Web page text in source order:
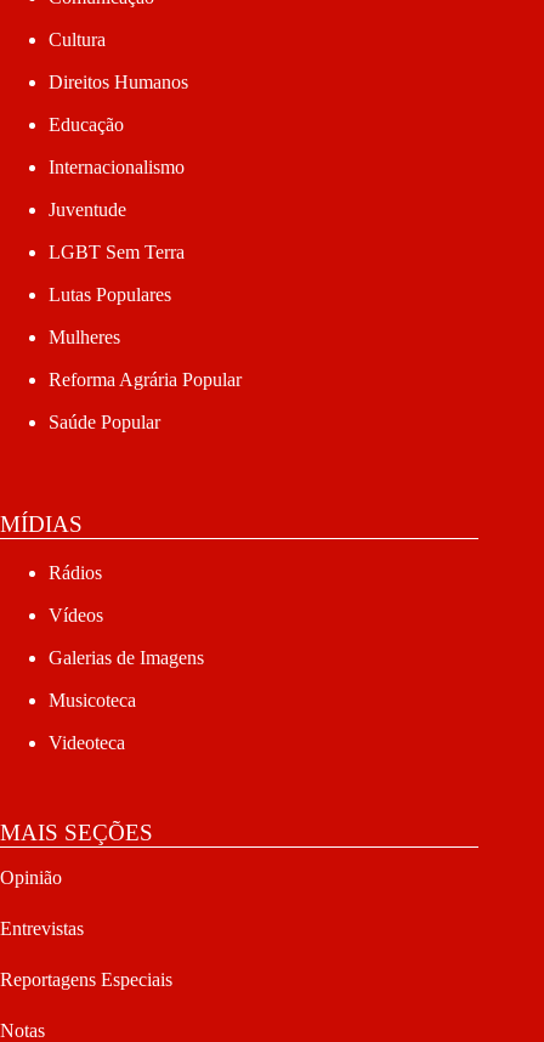
Cultura
Direitos Humanos
Educação
Internacionalismo
Juventude
LGBT Sem Terra
Lutas Populares
Mulheres
Reforma Agrária Popular
Saúde Popular
MÍDIAS
Rádios
Vídeos
Galerias de Imagens
Musicoteca
Videoteca
MAIS SEÇÕES
Opinião
Entrevistas
Reportagens Especiais
Notas